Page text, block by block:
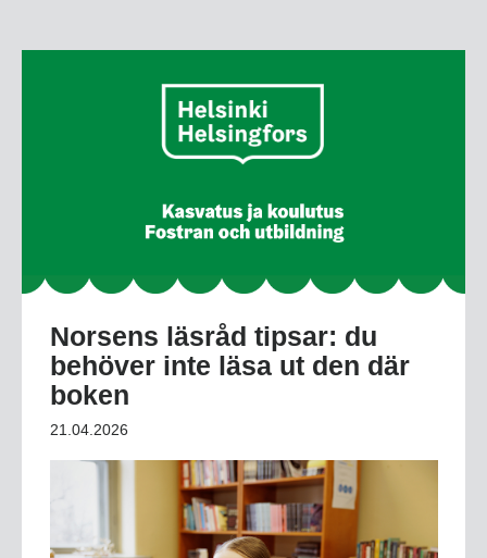
Norsens läsråd tipsar: du
behöver inte läsa ut den där
boken
21.04.2026